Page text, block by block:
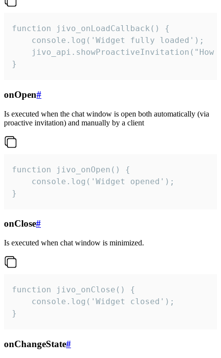
function jivo_onLoadCallback() {
    console.log('Widget fully loaded');
jivo_api.showProactiveInvitation("How
}
onOpen#
Is executed when the chat window is open both automatically (via
proactive invitation) and manually by a client
function jivo_onOpen() {
    console.log('Widget opened');
}
onClose#
Is executed when chat window is minimized.
function jivo_onClose() {
    console.log('Widget closed');
}
onChangeState#